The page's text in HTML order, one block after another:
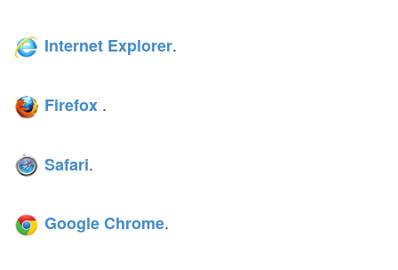
Internet Explorer.
Firefox .
Safari.
Google Chrome.